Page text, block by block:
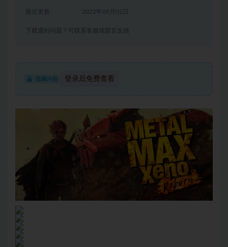
2022年09月02日
下载遇到问题？可联系客服或留言反馈
隐藏内容 登录后免费查看